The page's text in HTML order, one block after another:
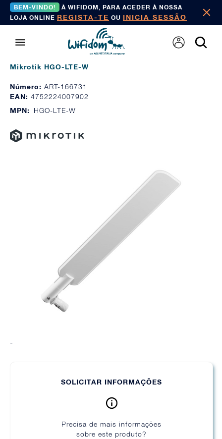
BEM-VINDO!
À WIFIDOM, PARA ACEDER À NOSSA
LOJA ONLINE REGISTA-TE OU INICIA SESSÃO
Mikrotik HGO-LTE-W
Número: ART-166731
EAN: 4752224007902
MPN:
HGO-LTE-W
-
SOLICITAR INFORMAÇÕES
Precisa de mais informações
sobre este produto?